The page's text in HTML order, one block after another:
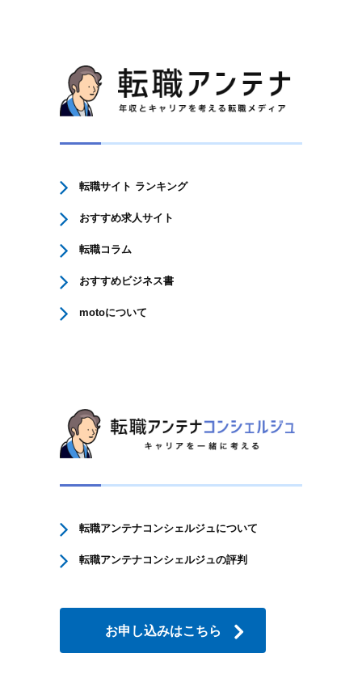
転職サイト ランキング
おすすめ求人サイト
転職コラム
おすすめビジネス書
motoについて
転職アンテナコンシェルジュについて
転職アンテナコンシェルジュの評判
お申し込みはこちら